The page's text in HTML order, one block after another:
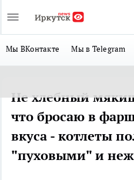
Мы ВКонтакте Мы в Telegram
Не хлебный
что бросаю в
вкуса - котлеты
"пуховыми" и